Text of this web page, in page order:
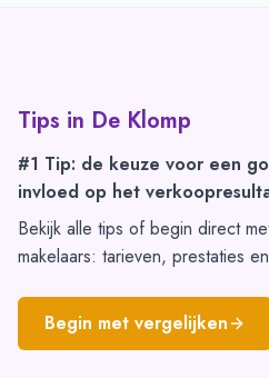
Tips in De Klomp
#1 Tip: de keuze voor een
invloed op het
Bekijk alle tips of begin direct
makelaars: tarieven, prestaties
Begin met vergelijken